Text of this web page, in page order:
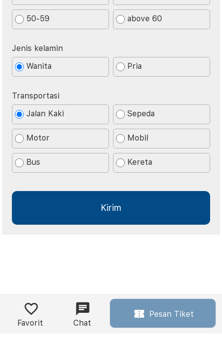
50-59 above 60
Jenis kelamin
Wanita
Pria
Transportasi
Jalan Kaki
Sepeda
Motor Mobil
Bus Kereta
Favorit Chat
Pesan Tiket